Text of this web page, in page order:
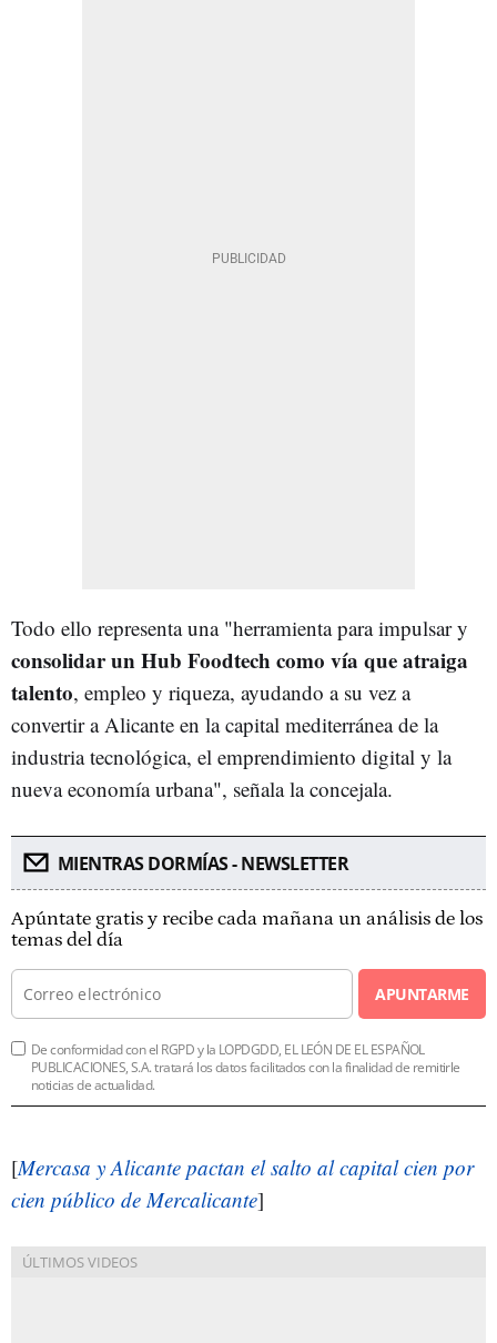
Todo ello representa una "herramienta para impulsar y
consolidar un Hub Foodtech como vía que atraiga
talento, empleo y riqueza, ayudando a su vez a
convertir a Alicante en la capital mediterránea de la
industria tecnológica, el emprendimiento digital y la
nueva economía urbana", señala la concejala.
MIENTRAS DORMÍAS - NEWSLETTER
Apúntate gratis y recibe cada mañana un análisis de los
temas del día
APUNTARME
De conformidad con el RGPD y la LOPDGDD, EL LEÓN DE EL ESPAÑOL
PUBLICACIONES, S.A. tratará los datos facilitados con la finalidad de remitirle
noticias de actualidad.
[Mercasa y Alicante pactan el salto al capital cien por
cien público de Mercalicante]